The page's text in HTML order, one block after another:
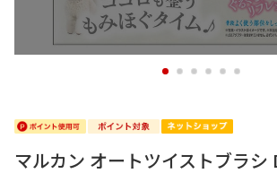
1 2 3 4 5 6
マルカン オートツイストブラシ